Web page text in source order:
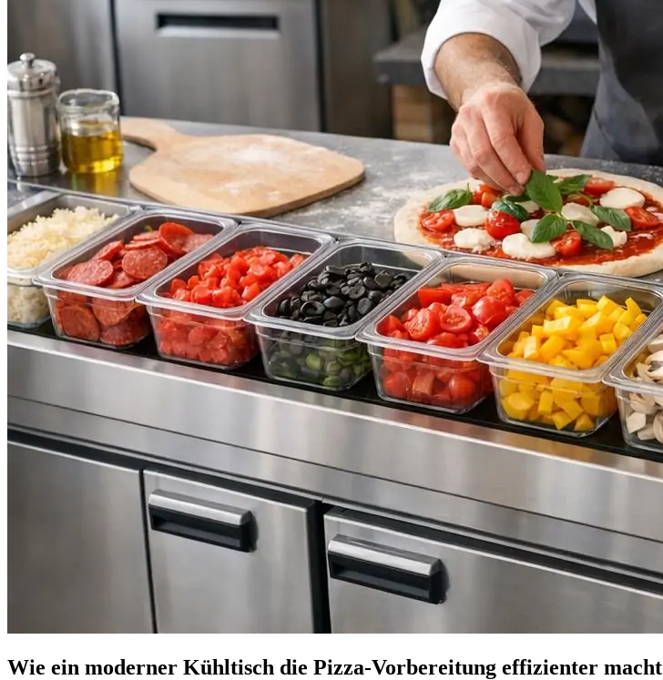
Wie ein moderner Kühltisch die Pizza-Vorbereitung effizienter macht